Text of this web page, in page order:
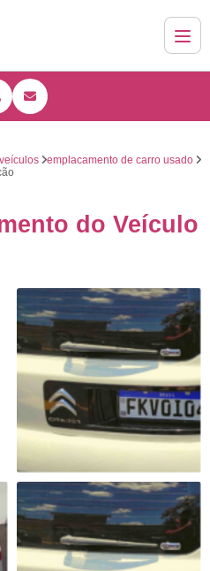
emplacamento de carro usado
do Veículo